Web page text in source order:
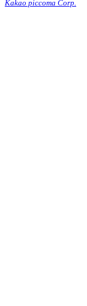
Kakao piccoma Corp.